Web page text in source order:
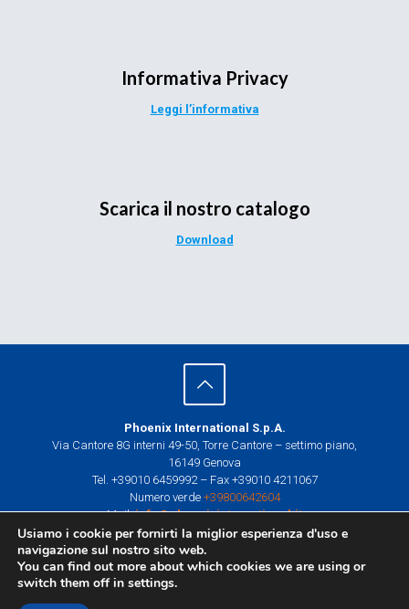
Informativa Privacy
Leggi l’informativa
Scarica il nostro catalogo
Download
Phoenix International S.p.A.
Via Cantore 8G interni 49-50, Torre Cantore – settimo piano,
16149 Genova
Tel. +39010 6459992 – Fax +39010 4211067
Numero verde +39800642604
Mail:info@phoenixinternational.it
P.I. e C.F. 01874570995
Centro di Trasformazione e Allestimento
Via Trattato di Roma 6,
Novi Ligure (AL)
Usiamo i cookie per fornirti la miglior esperienza d'uso e
navigazione sul nostro sito web.
You can find out more about which cookies we are using or
switch them off in settings.